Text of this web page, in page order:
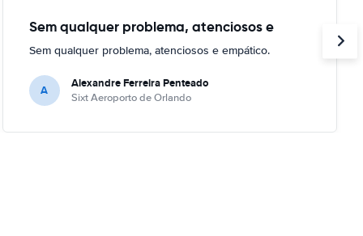
Sem qualquer problema, atenciosos e
Sem qualquer problema, atenciosos e empático.
A Alexandre Ferreira Penteado
Sixt Aeroporto de Orlando